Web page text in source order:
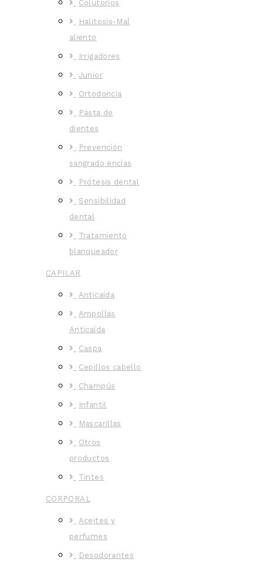
Colutorios
Halitosis-Mal
aliento
Irrigadores
Junior
Ortodoncia
Pasta de
dientes
Prevención
sangrado encías
Prótesis dental
Sensibilidad
dental
Tratamiento
blanqueador
CAPILAR
Anticaída
Ampollas
Anticaída
Caspa
Cepillos cabello
Champús
Infantil
Mascarillas
Otros
productos
Tintes
CORPORAL
Aceites y
perfumes
Desodorantes